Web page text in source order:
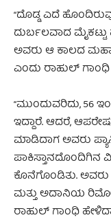
“ದೊಡ್ಡ ಎದೆ
ದುರ್ಬಲವಾದ
ಅವರು ಆ ಕಾಲದ
ಎಂದು ರಾಹುಲ್
“ಮುಂದುವರಿದು,
ಇದ್ದಾರೆ. ಆದರೆ,
ಮಾಡಿದಾಗ ಅವರು
ಪಾಕಿಸ್ತಾನದೊಂದಿಗಿನ
ಕೊನೆಗೊಂಡಿತು.
ಮತ್ತು ಅದಾನಿಯ
ರಾಹುಲ್ ಗಾಂಧಿ